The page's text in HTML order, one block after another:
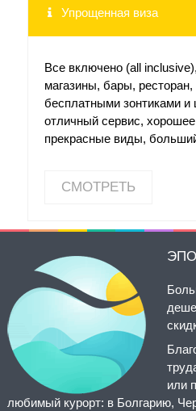
Упрощенная виза
Все включено (аll
магазины, бары,
бесплатными зонтиками и
отличный сервис,
прекрасные виды,
СМОТРЕТЬ
или
любимый курорт: в Болгарию,